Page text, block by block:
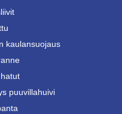
kaulansuojaus
puuvillahuivi